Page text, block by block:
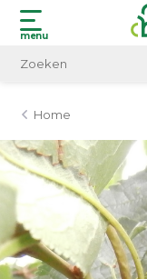
menu
Home